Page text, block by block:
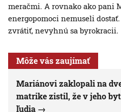
meračmi. A rovnako ako pani
energopomoci nemuseli
zvrátiť, nevyhnú sa byrokracii.
Môže vás zaujímať
Mariánovi zaklopali na
matrike zistil, že v jeho
ľudia